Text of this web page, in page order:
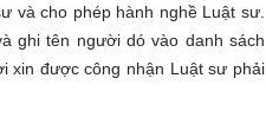
và cho phép hành nghề Luật sư.
ghi tên người dó vào danh sách
xin được công nhận Luật sư phải